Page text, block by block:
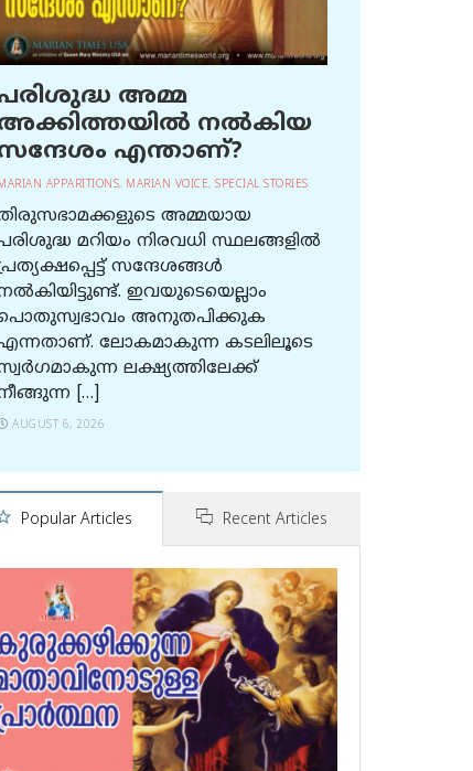
അമ്മ
നല്‍കിയ
എന്താണ്?
APPARITIONS, MARIAN VOICE, SPECIAL STORIES
അമ്മയായ
മറിയം നിരവധി സ്ഥലങ്ങളിൽ
സന്ദേശങ്ങൾ
ഇവയുടെയെല്ലാം
അനുതപിക്കുക
ലോകമാകുന്ന കടലിലൂടെ
ലക്ഷ്യത്തിലേക്ക്
[…]
AUGUST 6, 2026
Popular Articles Recent Articles